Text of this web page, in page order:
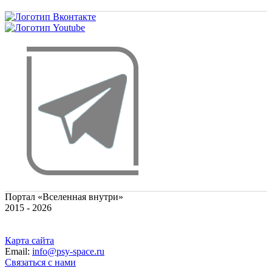
Портал «Вселенная внутри»
2015 - 2026
Карта сайта
Email: info@psy-space.ru
Связаться с нами